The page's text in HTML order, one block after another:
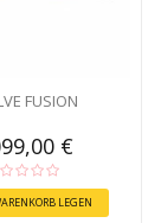
FUSION
€
LEGEN